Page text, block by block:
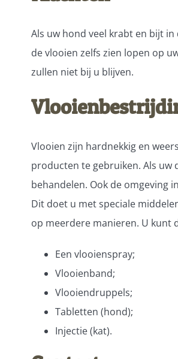
Als uw hond veel krabt en bijt
de vlooien zelfs zien lopen op
zullen niet bij u blijven.
Vlooien zijn hardnekkig en
producten te gebruiken. Als uw
behandelen. Ook de omgeving
Dit doet u met speciale
op meerdere manieren. U kunt
Een vlooienspray;
Vlooienband;
Vlooiendruppels;
Tabletten (hond);
Injectie (kat).